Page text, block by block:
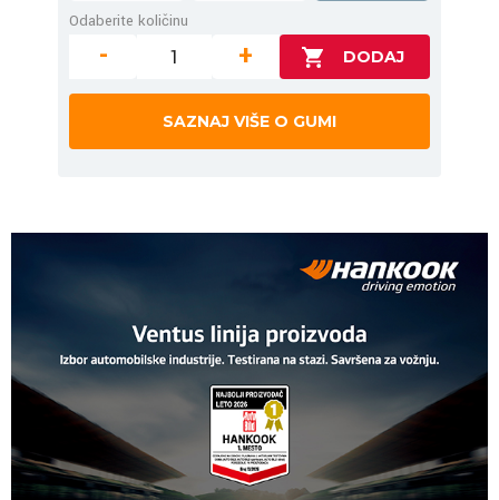
Odaberite količinu
- +
SAZNAJ VIŠE O GUMI